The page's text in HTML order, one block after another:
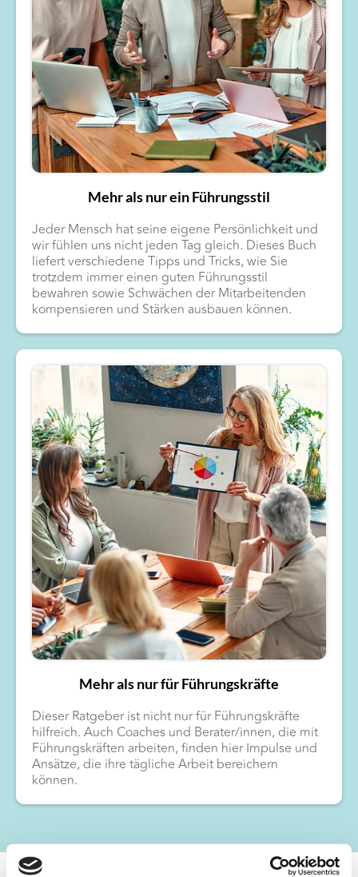
Mehr als nur ein Führungsstil
Jeder Mensch hat seine eigene Persönlichkeit und
wir fühlen uns nicht jeden Tag gleich. Dieses Buch
liefert verschiedene Tipps und Tricks, wie Sie
trotzdem immer einen guten Führungsstil
bewahren sowie Schwächen der Mitarbeitenden
kompensieren und Stärken ausbauen können.
Mehr als nur für Führungskräfte
Dieser Ratgeber ist nicht nur für Führungskräfte
hilfreich. Auch Coaches und Berater/innen, die mit
Führungskräften arbeiten, finden hier Impulse und
Ansätze, die ihre tägliche Arbeit bereichern
können.